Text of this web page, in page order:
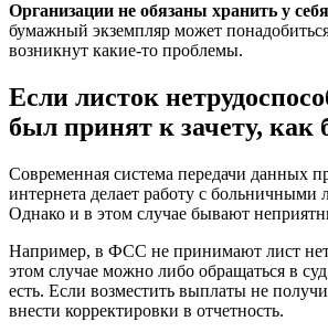
Организации не обязаны хранить у
бумажный экземпляр может
возникнут какие-то проблемы.
Если листок
был принят к зачету, как
Современная система передачи данных
интернета делает работу с больничными
Однако и в этом случае бывают
Например, в ФСС не принимают лист
этом случае можно либо обращаться в
есть. Если возместить выплаты не
внести корректировки в отчетность.